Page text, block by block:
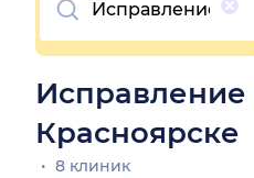
Исправление
Красноярске
8 клиник